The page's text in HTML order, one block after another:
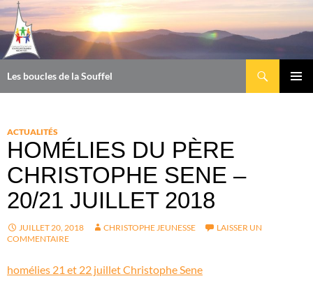
Aller
contenu
Les boucles de la Souffel
ACTUALITÉS
HOMÉLIES DU PÈRE
CHRISTOPHE SENE –
20/21 JUILLET 2018
JUILLET 20, 2018 CHRISTOPHE JEUNESSE
LAISSER UN
COMMENTAIRE
homélies 21 et 22 juillet Christophe Sene